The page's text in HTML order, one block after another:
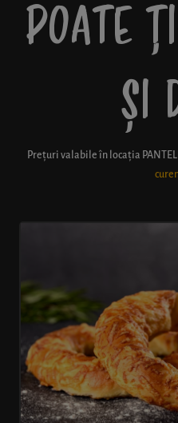
POATE
ȘI
Prețuri valabile în locația